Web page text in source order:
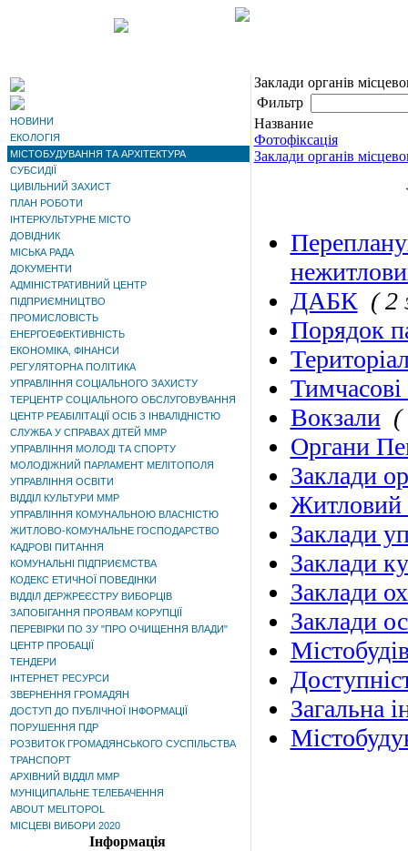
НОВИНИ
ЕКОЛОГІЯ
МІСТОБУДУВАННЯ ТА АРХІТЕКТУРА
СУБСИДІЇ
ЦИВІЛЬНИЙ ЗАХИСТ
ПЛАН РОБОТИ
ІНТЕРКУЛЬТУРНЕ МІСТО
ДОВІДНИК
МІСЬКА РАДА
ДОКУМЕНТИ
АДМІНІСТРАТИВНИЙ ЦЕНТР
ПІДПРИЄМНИЦТВО
ПРОМИСЛОВІСТЬ
ЕНЕРГОЕФЕКТИВНІСТЬ
ЕКОНОМІКА, ФІНАНСИ
РЕГУЛЯТОРНА ПОЛІТИКА
УПРАВЛІННЯ СОЦІАЛЬНОГО ЗАХИСТУ
ТЕРЦЕНТР СОЦІАЛЬНОГО ОБСЛУГОВУВАННЯ
ЦЕНТР РЕАБІЛІТАЦІЇ ОСІБ З ІНВАЛІДНІСТЮ
СЛУЖБА У СПРАВАХ ДІТЕЙ ММР
УПРАВЛІННЯ МОЛОДІ ТА СПОРТУ
МОЛОДІЖНИЙ ПАРЛАМЕНТ МЕЛІТОПОЛЯ
УПРАВЛІННЯ ОСВІТИ
ВІДДІЛ КУЛЬТУРИ ММР
УПРАВЛІННЯ КОМУНАЛЬНОЮ ВЛАСНІСТЮ
ЖИТЛОВО-КОМУНАЛЬНЕ ГОСПОДАРСТВО
КАДРОВІ ПИТАННЯ
КОМУНАЛЬНІ ПІДПРИЄМСТВА
КОДЕКС ЕТИЧНОЇ ПОВЕДІНКИ
ВІДДІЛ ДЕРЖРЕЄСТРУ ВИБОРЦІВ
ЗАПОБІГАННЯ ПРОЯВАМ КОРУПЦІЇ
ПЕРЕВІРКИ ПО ЗУ "ПРО ОЧИЩЕННЯ ВЛАДИ"
ЦЕНТР ПРОБАЦІЇ
ТЕНДЕРИ
ІНТЕРНЕТ РЕСУРСИ
ЗВЕРНЕННЯ ГРОМАДЯН
ДОСТУП ДО ПУБЛІЧНОЇ ІНФОРМАЦІЇ
ПОРУШЕННЯ ПДР
РОЗВИТОК ГРОМАДЯНСЬКОГО СУСПІЛЬСТВА
ТРАНСПОРТ
АРХІВНИЙ ВІДДІЛ ММР
МУНІЦИПАЛЬНЕ ТЕЛЕБАЧЕННЯ
ABOUT MELITOPOL
МІСЦЕВІ ВИБОРИ 2020
Інформація
Заклади органів
Фильтр
Название
Фотофіксація
Заклади органів
ДАБК ( 2
Порядок
Вокзали (
Органи
Заклади
Житловий
Заклади
Заклади
Заклади
Заклади
Загальна